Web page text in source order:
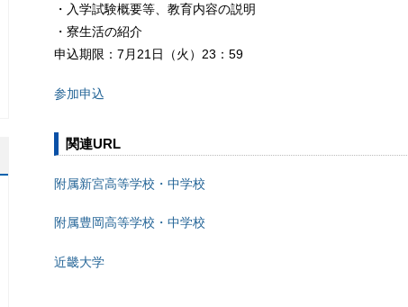
・入学試験概要等、教育内容の説明
・寮生活の紹介
申込期限：7月21日（火）23：59
参加申込
関連URL
附属新宮高等学校・中学校
附属豊岡高等学校・中学校
近畿大学